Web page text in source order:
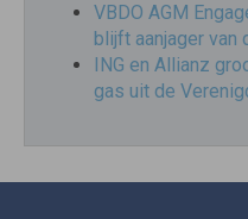
VBDO AGM
blijft aanjager van
ING en Allianz
gas uit de